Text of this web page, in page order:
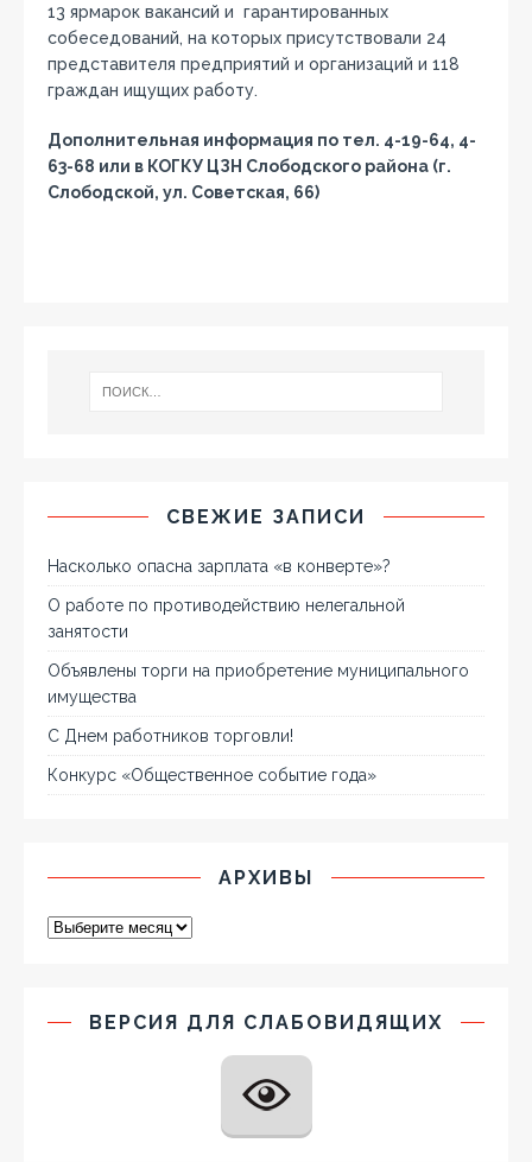
13 ярмарок вакансий и гарантированных
собеседований, на которых присутствовали 24
представителя предприятий и организаций и 118
граждан ищущих работу.
Дополнительная информация по тел. 4-19-64, 4-
63-68 или в КОГКУ ЦЗН Слободского района (г.
Слободской, ул. Советская, 66)
СВЕЖИЕ ЗАПИСИ
Насколько опасна зарплата «в конверте»?
О работе по противодействию нелегальной
занятости
Объявлены торги на приобретение муниципального
имущества
С Днем работников торговли!
Конкурс «Общественное событие года»
АРХИВЫ
ВЕРСИЯ ДЛЯ СЛАБОВИДЯЩИХ